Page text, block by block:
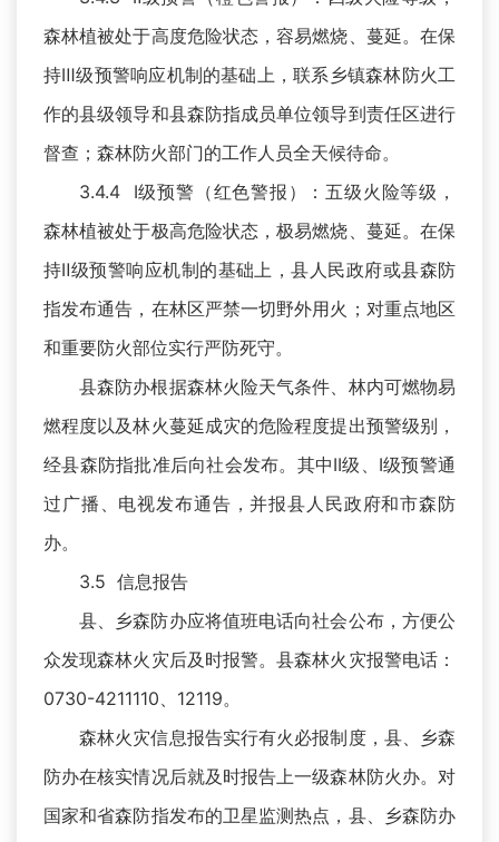
森林植被处于高度危险状态，容易燃烧、蔓延。在保
持Ⅲ级预警响应机制的基础上，联系乡镇森林防火工
作的县级领导和县森防指成员单位领导到责任区进行
督查；森林防火部门的工作人员全天候待命。
3.4.4 Ⅰ级预警（红色警报）：五级火险等级，
森林植被处于极高危险状态，极易燃烧、蔓延。在保
持Ⅱ级预警响应机制的基础上，县人民政府或县森防
指发布通告，在林区严禁一切野外用火；对重点地区
和重要防火部位实行严防死守。
县森防办根据森林火险天气条件、林内可燃物易
燃程度以及林火蔓延成灾的危险程度提出预警级别，
经县森防指批准后向社会发布。其中II级、Ⅰ级预警通
过广播、电视发布通告，并报县人民政府和市森防
办。
3.5 信息报告
县、乡森防办应将值班电话向社会公布，方便公
众发现森林火灾后及时报警。县森林火灾报警电话：
0730-4211110、12119。
森林火灾信息报告实行有火必报制度，县、乡森
防办在核实情况后就及时报告上一级森林防火办。对
国家和省森防指发布的卫星监测热点，县、乡森防办